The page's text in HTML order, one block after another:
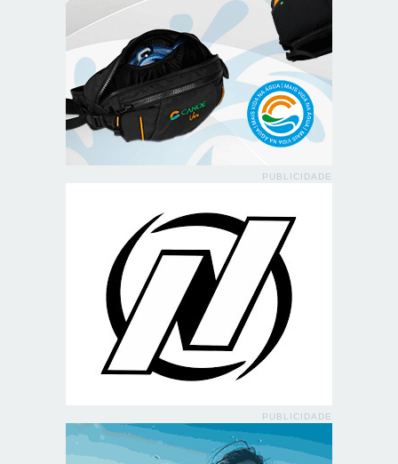
PUBLICIDADE
PUBLICIDADE